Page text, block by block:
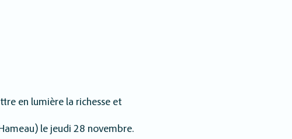
en lumière la richesse et
le jeudi 28 novembre.